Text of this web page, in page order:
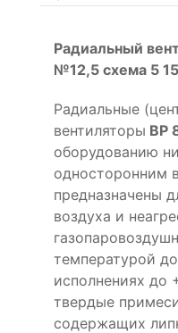
Радиальный
№12,5 схема 5
Радиальные
вентиляторы ВР
оборудованию
односторонним
предназначены
воздуха и
температурой
исполнениях до
твердые
содержащих